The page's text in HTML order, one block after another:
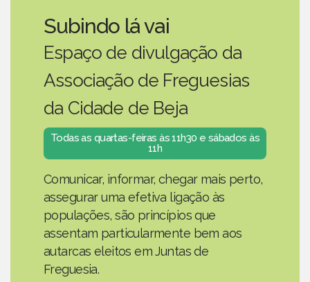
Subindo lá vai
Espaço de divulgação da
Associação de Freguesias
da Cidade de Beja
Todas as quartas-feiras às 11h30 e sábados às
11h
Comunicar, informar, chegar mais perto,
assegurar uma efetiva ligação às
populações, são princípios que
assentam particularmente bem aos
autarcas eleitos em Juntas de
Freguesia.